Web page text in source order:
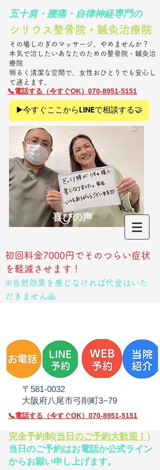
​五十肩・腰痛・自律神経専門の
シリウス整骨院・鍼灸治療院​
その場しのぎのマッサージ、やめませんか？
本気で治したいあなたのための整骨院・鍼灸治
療院
明るく清潔な空間で、女性おひとりでも安心し
て通えます。
​📞電話する（今すぐOK）070-8951-5151
▶️今すぐここからLINEで相談する🤝
​喜びの声
初回料金7000円でそのつらい症状
を軽減させます！
※当然効果を感じなければ代金はいた
だきません🙇
​〒581‐0032
大阪府八尾市弓削町3−79
​📞電話する（今すぐOK）070-8951-5151
​完全予約制(当日のご予約大歓迎！ ）
当日のご予約はお電話か公式ライン
からお願い申し上げます。